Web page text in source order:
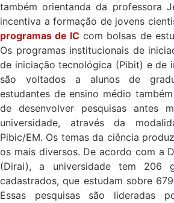
também orientanda da professora
incentiva a formação de jovens
programas de IC com bolsas de
Os programas institucionais de
de iniciação tecnológica (Pibit) e de
são voltados a alunos de
estudantes de ensino médio
de desenvolver pesquisas antes
universidade, através da
Pibic/EM. Os temas da ciência
os mais diversos. De acordo com a
(Dirai), a universidade tem 206
cadastrados, que estudam sobre
Essas pesquisas são lideradas